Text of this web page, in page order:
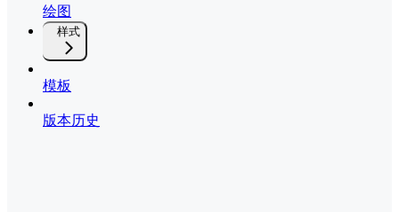
绘图
样式
模板
版本历史